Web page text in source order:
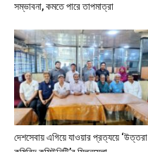
সম্ভাবনা, কমতে পারে তাপমাত্রা
দেশসেবায় এগিয়ে যাওয়ার প্রত্যয়ে ‘উত্তরা